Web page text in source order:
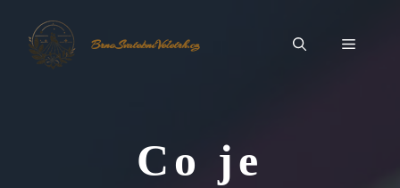
obsah
BrnoSvatebníVeletrh.cz Menu
Co je